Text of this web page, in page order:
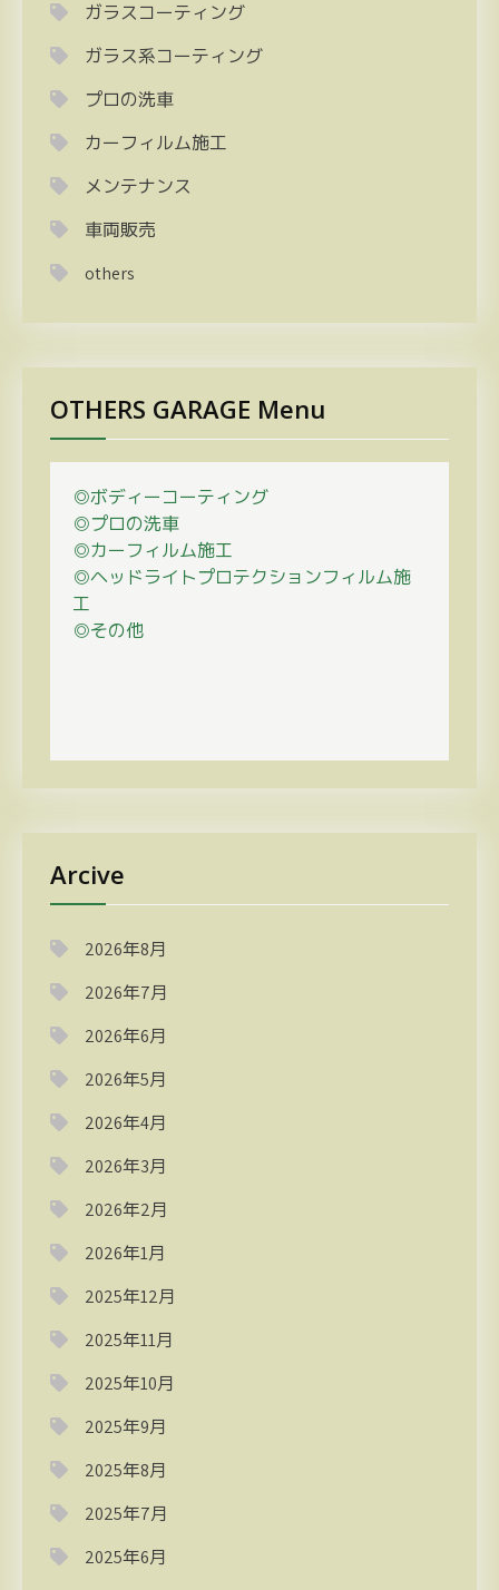
ガラスコーティング
ガラス系コーティング
プロの洗車
カーフィルム施工
メンテナンス
車両販売
others
OTHERS GARAGE Menu
◎ボディーコーティング
◎プロの洗車
◎カーフィルム施工
◎ヘッドライトプロテクションフィルム施
工
◎その他
Arcive
2026年8月
2026年7月
2026年6月
2026年5月
2026年4月
2026年3月
2026年2月
2026年1月
2025年12月
2025年11月
2025年10月
2025年9月
2025年8月
2025年7月
2025年6月